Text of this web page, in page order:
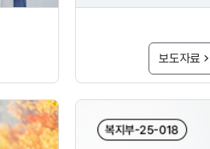
보도자료